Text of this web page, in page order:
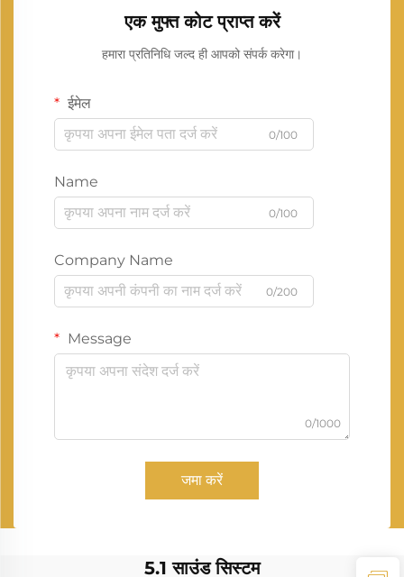
एक मुफ्त कोट प्राप्त करें
हमारा प्रतिनिधि जल्द ही आपको संपर्क करेगा।
ईमेल
0/100
Name
0/100
Company Name
0/200
Message
0/1000
जमा करें
5.1 साउंड सिस्टम